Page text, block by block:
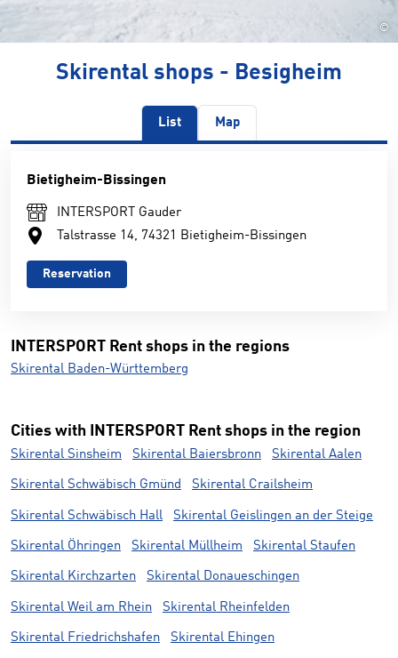
©
Skirental shops - Besigheim
List Map
Bietigheim-Bissingen
INTERSPORT Gauder
Talstrasse 14, 74321 Bietigheim-Bissingen
Reservation
INTERSPORT Rent shops in the regions
Skirental Baden-Württemberg
Cities with INTERSPORT Rent shops in the region
Skirental Sinsheim Skirental Baiersbronn Skirental Aalen
Skirental Schwäbisch Gmünd Skirental Crailsheim
Skirental Schwäbisch Hall Skirental Geislingen an der Steige
Skirental Öhringen Skirental Müllheim Skirental Staufen
Skirental Kirchzarten Skirental Donaueschingen
Skirental Weil am Rhein Skirental Rheinfelden
Skirental Friedrichshafen Skirental Ehingen